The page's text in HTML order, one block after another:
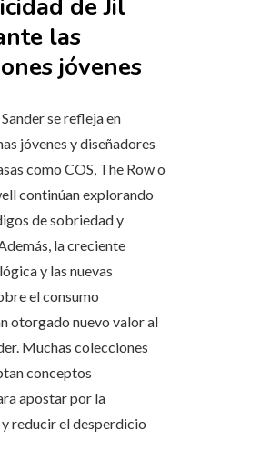
de Jil
las
jóvenes
se refleja en
jóvenes y diseñadores
como COS, The Row o
continúan explorando
de sobriedad y
la creciente
y las nuevas
el consumo
otorgado nuevo valor al
Muchas colecciones
conceptos
apostar por la
reducir el desperdicio